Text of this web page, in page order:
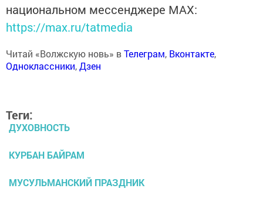
национальном мессенджере MАХ:
https://max.ru/tatmedia
Читай «Волжскую новь» вТелеграм, Вконтакте,
Одноклассники,Дзен
Теги:
ДУХОВНОСТЬ
КУРБАН БАЙРАМ
МУСУЛЬМАНСКИЙ ПРАЗДНИК